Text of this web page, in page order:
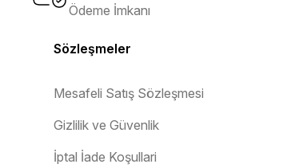
Ödeme İmkanı
Sözleşmeler
Mesafeli Satış Sözleşmesi
Gizlilik ve Güvenlik
İptal İade Koşullari